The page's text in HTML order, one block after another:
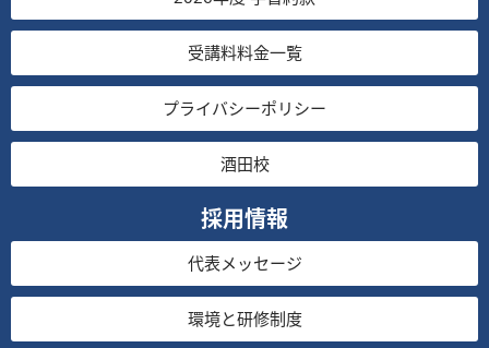
受講料料金一覧
プライバシーポリシー
酒田校
採用情報
代表メッセージ
環境と研修制度